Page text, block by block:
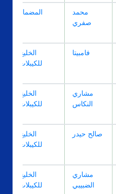
محمد
صفري
المضمار
فامبيتا
الخليج
للكيبلات
مشاري
النكاس
الخليج
للكيبلات
صالح حيدر
الخليج
للكيبلات
مشاري
الضبيبي
الخليج
للكيبلات